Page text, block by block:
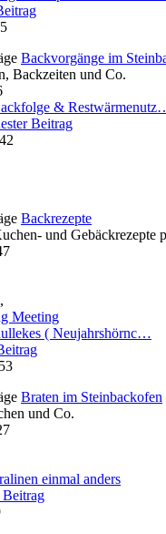
Backvorgänge im
Backzeiten und Co.
&
Beitrag
Backrezepte
und Gebäckrezepte
,
Meeting
( Neujahrshörnc…
Braten im Steinbackofen
und Co.
einmal anders
Beitrag